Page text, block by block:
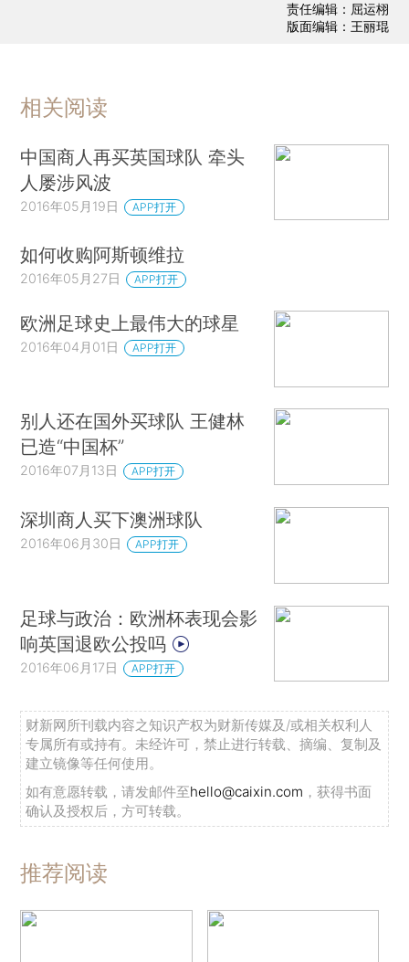
责任编辑：屈运栩
版面编辑：王丽琨
相关阅读
中国商人再买英国球队 牵头
人屡涉风波
2016年05月19日 APP打开
如何收购阿斯顿维拉
2016年05月27日 APP打开
欧洲足球史上最伟大的球星
2016年04月01日 APP打开
别人还在国外买球队 王健林
已造“中国杯”
2016年07月13日 APP打开
深圳商人买下澳洲球队
2016年06月30日 APP打开
足球与政治：欧洲杯表现会影
响英国退欧公投吗
2016年06月17日 APP打开
财新网所刊载内容之知识产权为财新传媒及/或相关权利人
专属所有或持有。未经许可，禁止进行转载、摘编、复制及
建立镜像等任何使用。
如有意愿转载，请发邮件至hello@caixin.com ，获得书面
确认及授权后，方可转载。
推荐阅读